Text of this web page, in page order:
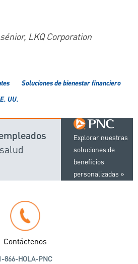
LKQ Corporation
Soluciones de bienestar financiero
UU.
Explorar nuestras
soluciones de
beneficios
personalizadas
Contáctenos
866-HOLA-PNC